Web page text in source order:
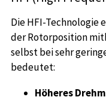
Die HFI-Technologie
der Rotorposition
selbst bei sehr
bedeutet:
Höheres